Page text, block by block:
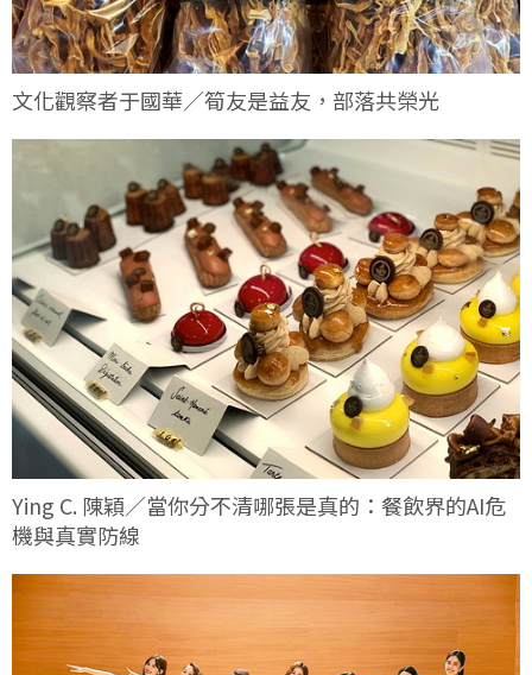
文化觀察者于國華／筍友是益友，部落共榮光
Ying C. 陳穎／當你分不清哪張是真的：餐飲界的AI危
機與真實防線